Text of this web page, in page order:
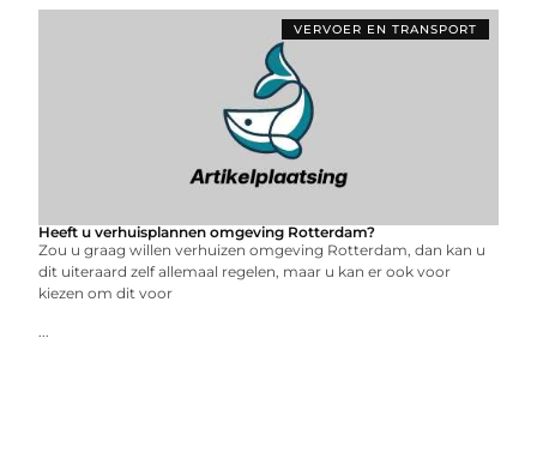
VERVOER EN TRANSPORT
Heeft u verhuisplannen omgeving Rotterdam?
Zou u graag willen verhuizen omgeving Rotterdam, dan kan u
dit uiteraard zelf allemaal regelen, maar u kan er ook voor
kiezen om dit voor
...